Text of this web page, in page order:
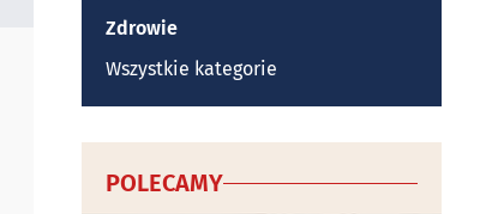
Zdrowie
Wszystkie kategorie
POLECAMY